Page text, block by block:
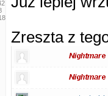
Zreszta z